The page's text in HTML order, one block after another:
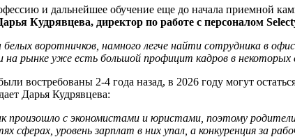
и дальнейшее обучение еще до начала приемной
Кудрявцева, директор по работе с персоналом
воротничков, намного легче найти сотрудника в
рынке уже есть большой профицит кадров в некоторых
востребованы 2-4 года назад, в 2026 году могут
Дарья Кудрявцева:
произошло с экономистами и юристами, поэтому
сферах, уровень зарплат в них упал, а конкуренция за